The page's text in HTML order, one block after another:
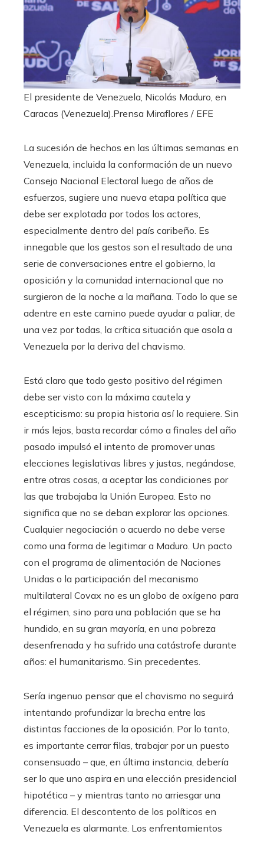
El presidente de Venezuela, Nicolás Maduro, en
Caracas (Venezuela).Prensa Miraflores / EFE
La sucesión de hechos en las últimas semanas en
Venezuela, incluida la conformación de un nuevo
Consejo Nacional Electoral luego de años de
esfuerzos, sugiere una nueva etapa política que
debe ser explotada por todos los actores,
especialmente dentro del país caribeño. Es
innegable que los gestos son el resultado de una
serie de conversaciones entre el gobierno, la
oposición y la comunidad internacional que no
surgieron de la noche a la mañana. Todo lo que se
adentre en este camino puede ayudar a paliar, de
una vez por todas, la crítica situación que asola a
Venezuela por la deriva del chavismo.
Está claro que todo gesto positivo del régimen
debe ser visto con la máxima cautela y
escepticismo: su propia historia así lo requiere. Sin
ir más lejos, basta recordar cómo a finales del año
pasado impulsó el intento de promover unas
elecciones legislativas libres y justas, negándose,
entre otras cosas, a aceptar las condiciones por
las que trabajaba la Unión Europea. Esto no
significa que no se deban explorar las opciones.
Cualquier negociación o acuerdo no debe verse
como una forma de legitimar a Maduro. Un pacto
con el programa de alimentación de Naciones
Unidas o la participación del mecanismo
multilateral Covax no es un globo de oxígeno para
el régimen, sino para una población que se ha
hundido, en su gran mayoría, en una pobreza
desenfrenada y ha sufrido una catástrofe durante
años: el humanitarismo. Sin precedentes.
Sería ingenuo pensar que el chavismo no seguirá
intentando profundizar la brecha entre las
distintas facciones de la oposición. Por lo tanto,
es importante cerrar filas, trabajar por un puesto
consensuado – que, en última instancia, debería
ser lo que uno aspira en una elección presidencial
hipotética – y mientras tanto no arriesgar una
diferencia. El descontento de los políticos en
Venezuela es alarmante. Los enfrentamientos